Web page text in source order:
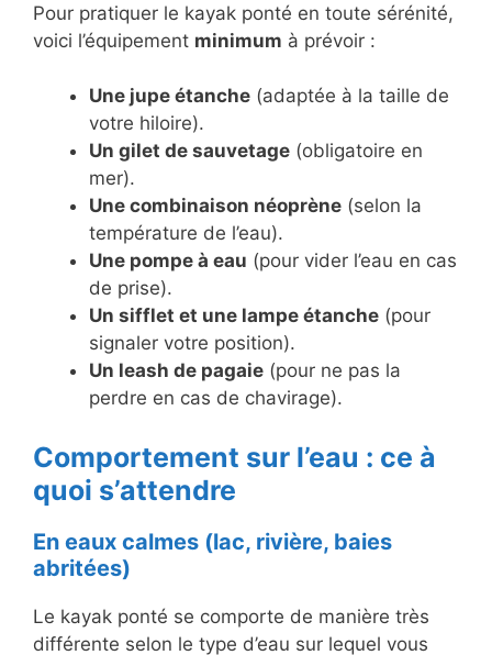
Pour pratiquer le kayak ponté en toute sérénité,
voici l’équipement minimum à prévoir :
Une jupe étanche (adaptée à la taille de
votre hiloire).
Un gilet de sauvetage (obligatoire en
mer).
Une combinaison néoprène (selon la
température de l’eau).
Une pompe à eau (pour vider l’eau en cas
de prise).
Un sifflet et une lampe étanche (pour
signaler votre position).
Un leash de pagaie (pour ne pas la
perdre en cas de chavirage).
Comportement sur l’eau : ce à
quoi s’attendre
En eaux calmes (lac, rivière, baies
abritées)
Le kayak ponté se comporte de manière très
différente selon le type d’eau sur lequel vous